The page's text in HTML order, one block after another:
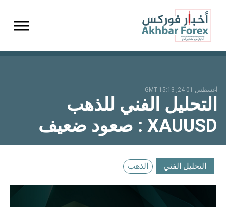
أغسطس 01 24, 15:13 GMT
التحليل الفني للذهب
XAUUSD : صعود ضعيف
التحليل الفني الذهب